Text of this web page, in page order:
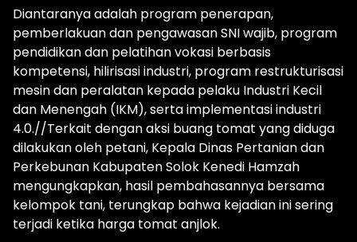
Diantaranya adalah program penerapan,
pemberlakuan dan pengawasan SNI wajib, program
pendidikan dan pelatihan vokasi berbasis
kompetensi, hilirisasi industri, program restrukturisasi
mesin dan peralatan kepada pelaku Industri Kecil
dan Menengah (IKM), serta implementasi industri
4.0.//Terkait dengan aksi buang tomat yang diduga
dilakukan oleh petani, Kepala Dinas Pertanian dan
Perkebunan Kabupaten Solok Kenedi Hamzah
mengungkapkan, hasil pembahasannya bersama
kelompok tani, terungkap bahwa kejadian ini sering
terjadi ketika harga tomat anjlok.